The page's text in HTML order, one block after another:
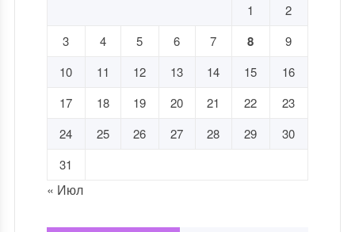
1
2
3
4 5 6 7 8
9
10
11 12 13 14 15
16
17
18 19 20 21 22
23
24
25 26 27 28 29
30
31
« Июл